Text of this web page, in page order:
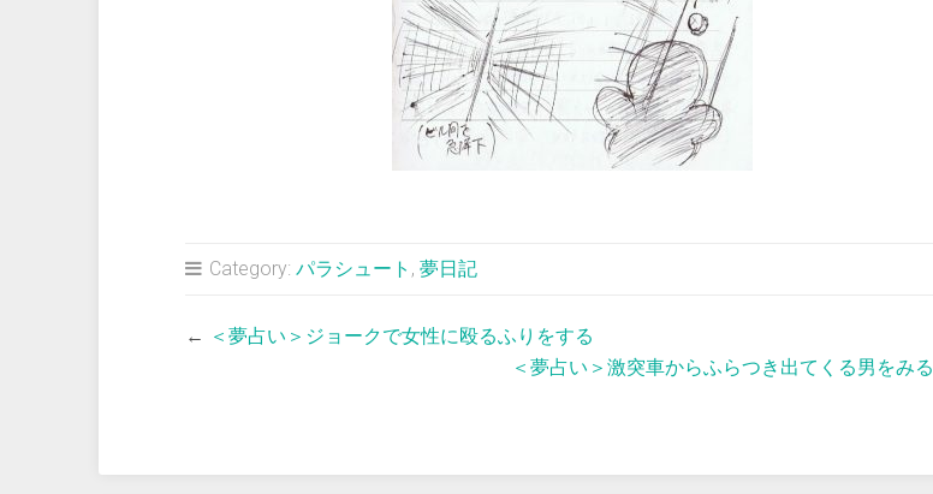
Category: パラシュート , 夢日記
← ＜夢占い＞ジョークで女性に殴るふりをする
＜夢占い＞激突車からふらつき出てくる男をみる